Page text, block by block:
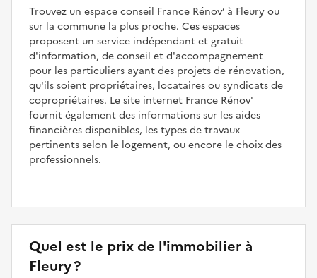
Trouvez un espace conseil France Rénov’ à Fleury ou
sur la commune la plus proche. Ces espaces
proposent un service indépendant et gratuit
d'information, de conseil et d'accompagnement
pour les particuliers ayant des projets de rénovation,
qu'ils soient propriétaires, locataires ou syndicats de
copropriétaires. Le site internet France Rénov'
fournit également des informations sur les aides
financières disponibles, les types de travaux
pertinents selon le logement, ou encore le choix des
professionnels.
Quel est le prix de l'immobilier à
Fleury ?